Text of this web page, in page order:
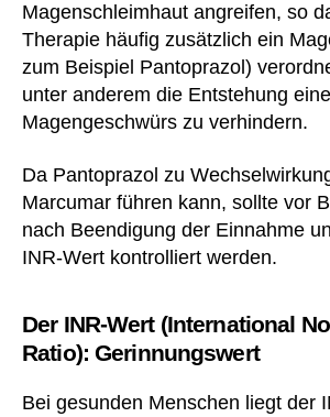
Magenschleimhaut angreifen, so
Therapie häufig zusätzlich ein
zum Beispiel Pantoprazol)
unter anderem die Entstehung
Magengeschwürs zu verhindern.
Da Pantoprazol zu
Marcumar führen kann, sollte vor
nach Beendigung der Einnahme
INR-Wert kontrolliert werden.
Der INR-Wert (International
Ratio): Gerinnungswert
Bei gesunden Menschen liegt der